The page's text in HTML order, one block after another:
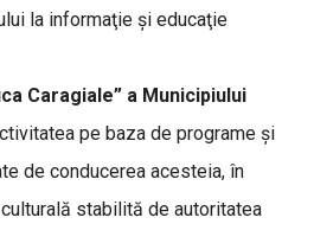
la informaţie şi educaţie
Caragiale” a Municipiului
pe baza de programe și
de conducerea acesteia, în
stabilită de autoritatea